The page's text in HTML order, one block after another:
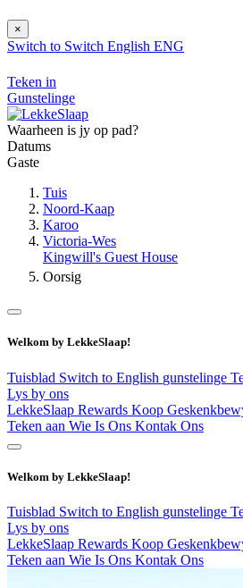
×
Switch to Switch English ENG
Teken in
Gunstelinge
Waarheen is jy op pad?
Datums
Gaste
Tuis
Noord-Kaap
Karoo
Victoria-Wes
Kingwill's Guest House
Oorsig
Welkom by LekkeSlaap!
Tuisblad Switch to English gunstelinge
Lys by ons
LekkeSlaap Rewards Koop
Teken aan Wie Is Ons Kontak Ons
Welkom by LekkeSlaap!
Tuisblad Switch to English gunstelinge
Lys by ons
LekkeSlaap Rewards Koop
Teken aan Wie Is Ons Kontak Ons